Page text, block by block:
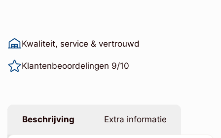
Kwaliteit, service & vertrouwd
Klantenbeoordelingen 9/10
Beschrijving Extra informatie